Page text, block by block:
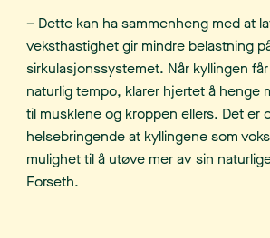
– Dette kan ha sammenheng med at
veksthastighet gir mindre belastning
sirkulasjonssystemet. Når kyllingen
naturlig tempo, klarer hjertet å henge
til musklene og kroppen ellers. Det er
helsebringende at kyllingene som
mulighet til å utøve mer av sin
Forseth.